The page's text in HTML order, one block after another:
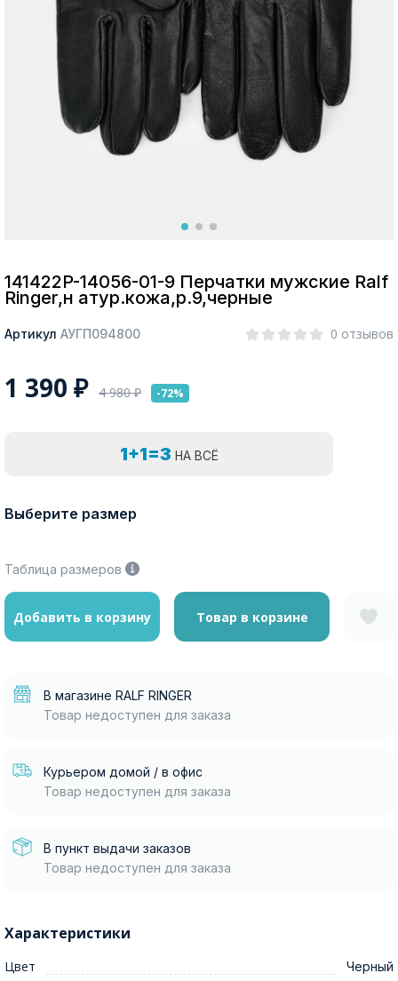
Москва
Изменить город
141422P-14056-01-9 Перчатки мужские Ralf
Ringer,н атур.кожа,р.9,черные
Артикул АУГП094800 0 отзывов
1 390 ₽ 4 980₽ -72%
1+1=3 НА ВСЁ
Выберите размер
Таблица размеров
Добавить в корзину Товар в корзине
В магазине RALF RINGER
Товар недоступен для заказа
Курьером домой / в офис
Товар недоступен для заказа
В пункт выдачи заказов
Товар недоступен для заказа
Характеристики
Цвет Черный